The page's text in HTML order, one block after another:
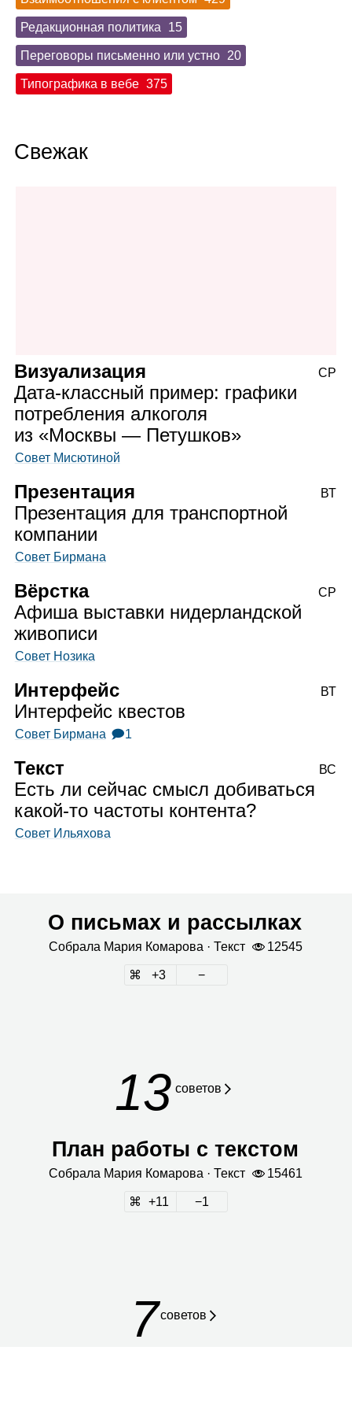
Редакционная политика 15
Переговоры письменно или устно 20
Типографика в вебе 375
Свежак
Визуализация
Дата‑классный пример: графики
потребления алкоголя
из «Москвы — Петушков»
Совет Мисютиной
СР
Презентация
Презентация для транспортной
компании
Совет Бирмана
ВТ
Вёрстка
Афиша выставки нидерландской
живописи
Совет Нозика
СР
Интерфейс
Интерфейс квестов
Совет Бирмана 🗩1
ВТ
Текст
Есть ли сейчас смысл добиваться
какой‑то частоты контента?
Совет Ильяхова
ВС
О письмах и рассылках
Собрала Мария Кома­рова · Текст 12545
3
13 сове­тов
План работы с текстом
Собрала Мария Кома­рова · Текст 15461
11 1
7советов